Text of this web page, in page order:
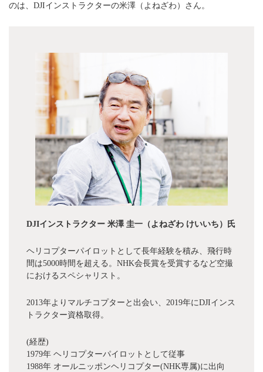
のは、DJIインストラクターの米澤（よねざわ）さん。
DJIインストラクター 米澤 圭一（よねざわ けいいち）氏
ヘリコプターパイロットとして長年経験を積み、飛行時
間は5000時間を超える。NHK会長賞を受賞するなど空撮
におけるスペシャリスト。
2013年よりマルチコプターと出会い、2019年にDJIインス
トラクター資格取得。
(経歴)
1979年 ヘリコプターパイロットとして従事
1988年 オールニッポンヘリコプター(NHK専属)に出向